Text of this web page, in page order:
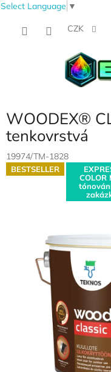
Select Language ▼
CZK
WOODEX®
tenkovrstvá
19974/TM-1828
BESTSELLER
COLOR